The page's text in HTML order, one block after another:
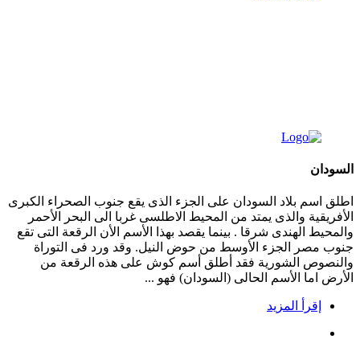
السودان
اطلق اسم بلاد السودان على الجزء الذى يقع جنوب الصحراء الكبرى
الأفريقية والذى يمتد من المحيط الاطلسى غربا الى البحر الأحمر
والمحيط الهندى شرقا . بينما يقصد بهذا الأسم الأن الرقعة التى تقع
جنوب مصر الجزء الأوسط من حوض النيل. وقد ورد فى التوراة
والنصوص الشورية فقد أطلق أسم كوش على هذه الرقعة من
الأرض اما الأسم الحالى (السودان) فهو ...
إقرأ المزيد